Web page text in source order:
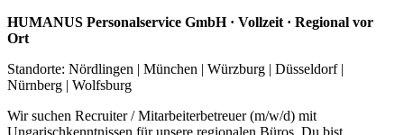
HUMANUS Personalservice GmbH · Vollzeit · Regional vor
Ort
Standorte: Nördlingen | München | Würzburg | Düsseldorf |
Nürnberg | Wolfsburg
Wir suchen Recruiter / Mitarbeiterbetreuer (m/w/d) mit
Ungarischkenntnissen für unsere regionalen Büros. Du bist